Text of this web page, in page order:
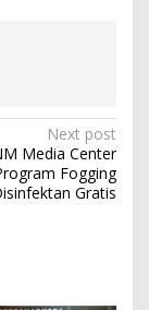
Next post
Media Center
Fogging
Gratis